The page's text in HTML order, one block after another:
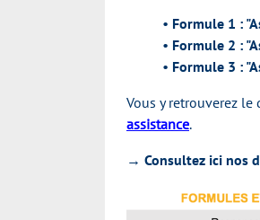
• Formule 1 :
• Formule 2 :
• Formule 3 :
Vous y retrouverez
assistance.
→ Consultez ici nos